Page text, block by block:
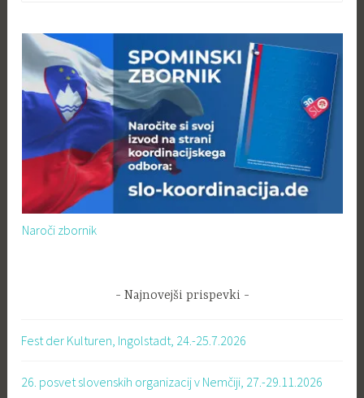
Naroči zbornik
Najnovejši prispevki
Fest der Kulturen, Ingolstadt, 24.-25.7.2026
26. posvet slovenskih organizacij v Nemčiji, 27.-29.11.2026